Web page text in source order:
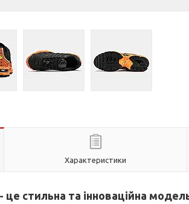
Характеристики
це стильна та інноваційна